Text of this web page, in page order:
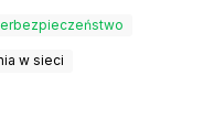
w sieci